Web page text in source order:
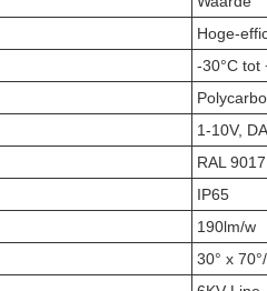
Hoge-
-30°C tot
1-10V,
RAL
IP65
190lm/w
30° x